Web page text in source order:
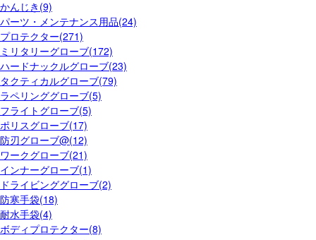
かんじき(9)
パーツ・メンテナンス用品(24)
プロテクター(271)
ミリタリーグローブ(172)
ハードナックルグローブ(23)
タクティカルグローブ(79)
ラペリンググローブ(5)
フライトグローブ(5)
ポリスグローブ(17)
防刃グローブ@(12)
ワークグローブ(21)
インナーグローブ(1)
ドライビンググローブ(2)
防寒手袋(18)
耐水手袋(4)
ボディプロテクター(8)